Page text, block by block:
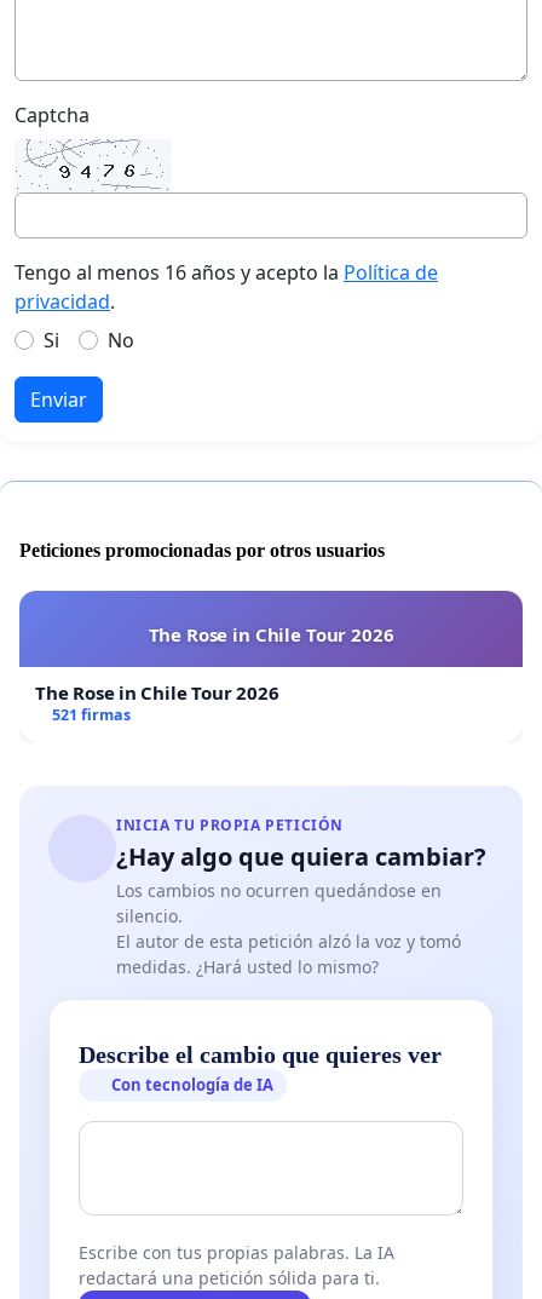
Captcha
Tengo al menos 16 años y acepto la Política de
privacidad.
Si
No
Enviar
Peticiones promocionadas por otros usuarios
The Rose in Chile Tour 2026
The Rose in Chile Tour 2026
521 firmas
INICIA TU PROPIA PETICIÓN
¿Hay algo que quiera cambiar?
Los cambios no ocurren quedándose en
silencio.
El autor de esta petición alzó la voz y tomó
medidas. ¿Hará usted lo mismo?
Describe el cambio que quieres ver
Con tecnología de IA
Escribe con tus propias palabras. La IA
redactará una petición sólida para ti.